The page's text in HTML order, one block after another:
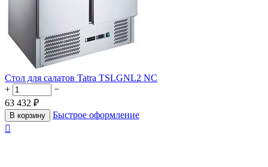
Стол для салатов Tatra TSLGNL2 NC
+
−
63 432 ₽
В корзину
Быстрое оформление
